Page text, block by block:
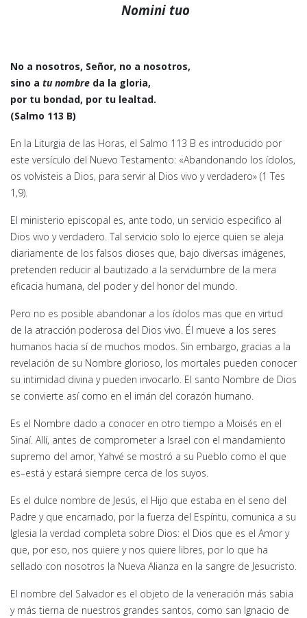
Nomini tuo
No a nosotros, Señor, no a nosotros,
sino a tu nombre da la gloria,
por tu bondad, por tu lealtad.
(Salmo 113 B)
En la Liturgia de las Horas, el Salmo 113 B es introducido por
este versículo del Nuevo Testamento: «Abandonando los ídolos,
os volvisteis a Dios, para servir al Dios vivo y verdadero» (1 Tes
1,9).
El ministerio episcopal es, ante todo, un servicio especifico al
Dios vivo y verdadero. Tal servicio solo lo ejerce quien se aleja
diariamente de los falsos dioses que, bajo diversas imágenes,
pretenden reducir al bautizado a la servidumbre de la mera
eficacia humana, del poder y del honor del mundo.
Pero no es posible abandonar a los ídolos mas que en virtud
de la atracción poderosa del Dios vivo. Él mueve a los seres
humanos hacia sí de muchos modos. Sin embargo, gracias a la
revelación de su Nombre glorioso, los mortales pueden conocer
su intimidad divina y pueden invocarlo. El santo Nombre de Dios
se convierte así como en el imán del corazón humano.
Es el Nombre dado a conocer en otro tiempo a Moisés en el
Sinaí. Allí, antes de comprometer a Israel con el mandamiento
supremo del amor, Yahvé se mostró a su Pueblo como el que
es–está y estará siempre cerca de los suyos.
Es el dulce nombre de Jesús, el Hijo que estaba en el seno del
Padre y que encarnado, por la fuerza del Espíritu, comunica a su
Iglesia la verdad completa sobre Dios: el Dios que es el Amor y
que, por eso, nos quiere y nos quiere libres, por lo que ha
sellado con nosotros la Nueva Alianza en la sangre de Jesucristo.
El nombre del Salvador es el objeto de la veneración más sabia
y más tierna de nuestros grandes santos, como san Ignacio de